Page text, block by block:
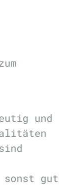
und
sonst gut